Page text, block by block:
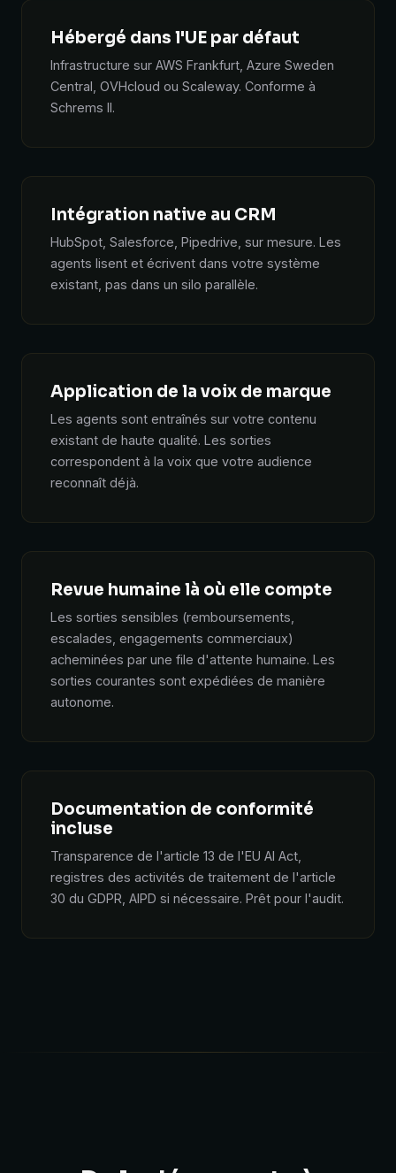
Hébergé dans l'UE par défaut
Infrastructure sur AWS Frankfurt, Azure Sweden
Central, OVHcloud ou Scaleway. Conforme à
Schrems II.
Intégration native au CRM
HubSpot, Salesforce, Pipedrive, sur mesure. Les
agents lisent et écrivent dans votre système
existant, pas dans un silo parallèle.
Application de la voix de marque
Les agents sont entraînés sur votre contenu
existant de haute qualité. Les sorties
correspondent à la voix que votre audience
reconnaît déjà.
Revue humaine là où elle compte
Les sorties sensibles (remboursements,
escalades, engagements commerciaux)
acheminées par une file d'attente humaine. Les
sorties courantes sont expédiées de manière
autonome.
Documentation de conformité
incluse
Transparence de l'article 13 de l'EU AI Act,
registres des activités de traitement de l'article
30 du GDPR, AIPD si nécessaire. Prêt pour l'audit.